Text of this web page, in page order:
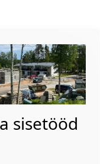
sisetööd